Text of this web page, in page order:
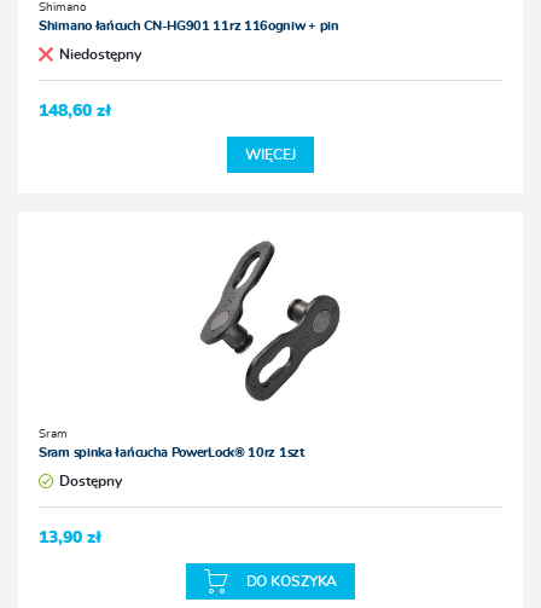
Shimano
Shimano łańcuch CN-HG901 11rz 116ogniw + pin
Niedostępny
148,60 zł
WIĘCEJ
Sram
Sram spinka łańcucha PowerLock® 10rz 1szt
Dostępny
13,90 zł
DO KOSZYKA